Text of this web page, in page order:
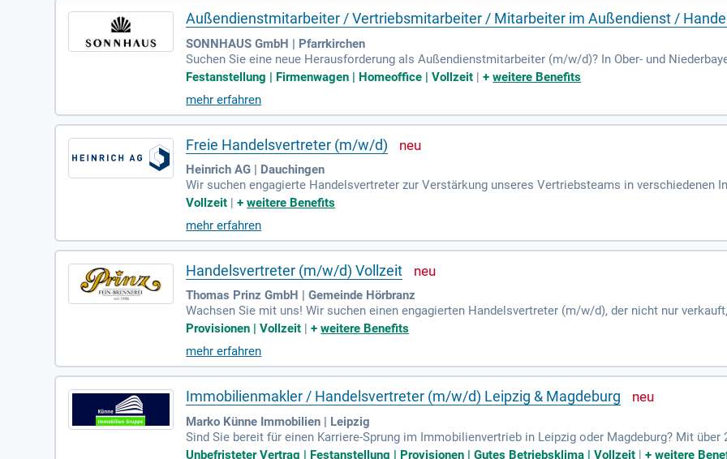
Außendienstmitarbeiter / Vertriebsmitarbeiter / Mitarbeiter im Außendienst /
SONNHAUS GmbH | Pfarrkirchen
Suchen Sie eine neue Herausforderung als Außendienstmitarbeiter (m/w/d)? In Ober- und
aunstein, Rottal-Inn, Passau und Freyung-Grafenau, bieten wir Ihnen die Möglichkeit, unseren
ubauen. Ihre Aufgaben umfassen die Betreuung und Entwicklung von Geschäftspartnern sowie die
n Sie Projekte von Handwerksbetrieben, Architekten und Planungsbüros. Ihr Profil zeichnet sich
Auftreten aus. Werden Sie Teil von SONNHAUS und stärken Sie unsere Marke erfolgreich!
Festanstellung | Firmenwagen | Homeoffice | Vollzeit |+weitere Benefits
mehr erfahren
Freie Handelsvertreter (m/w/d)
Heinrich AG | Dauchingen
Wir suchen engagierte Handelsvertreter zur Verstärkung unseres Vertriebsteams in verschiedenen
u. Ihre Aufgabe wird es sein, unser wachsendes Unternehmen durch neue Projekte erfolgreich zu
tändlich. Sind Sie interessiert, Teil eines dynamischen Teams zu werden? Dann senden Sie Ihre
ße 10, 78083 Dauchingen, oder per E-Mail an bewerbung@heinrich-ag.de.
Vollzeit |+weitere Benefits
mehr erfahren
Handelsvertreter (m/w/d) Vollzeit
Thomas Prinz GmbH | Gemeinde Hörbranz
Wachsen Sie mit uns! Wir suchen einen engagierten Handelsvertreter (m/w/d), der nicht nur
hancen erkennt. Werden Sie Teil unseres langfristigen Erfolgs!
Provisionen | Vollzeit |+weitere Benefits
mehr erfahren
Immobilienmakler / Handelsvertreter (m/w/d) Leipzig & Magdeburg
Marko Künne Immobilien | Leipzig
Sind Sie bereit für einen Karriere-Sprung im Immobilienvertrieb in Leipzig oder Magdeburg? Mit über
ance, in einem etablierten, zuverlässigen Unternehmen zu arbeiten. Nutzen Sie unsere flexiblen
Unbefristeter Vertrag | Festanstellung | Provisionen | Gutes Betriebsklima | Vollzeit |+weitere